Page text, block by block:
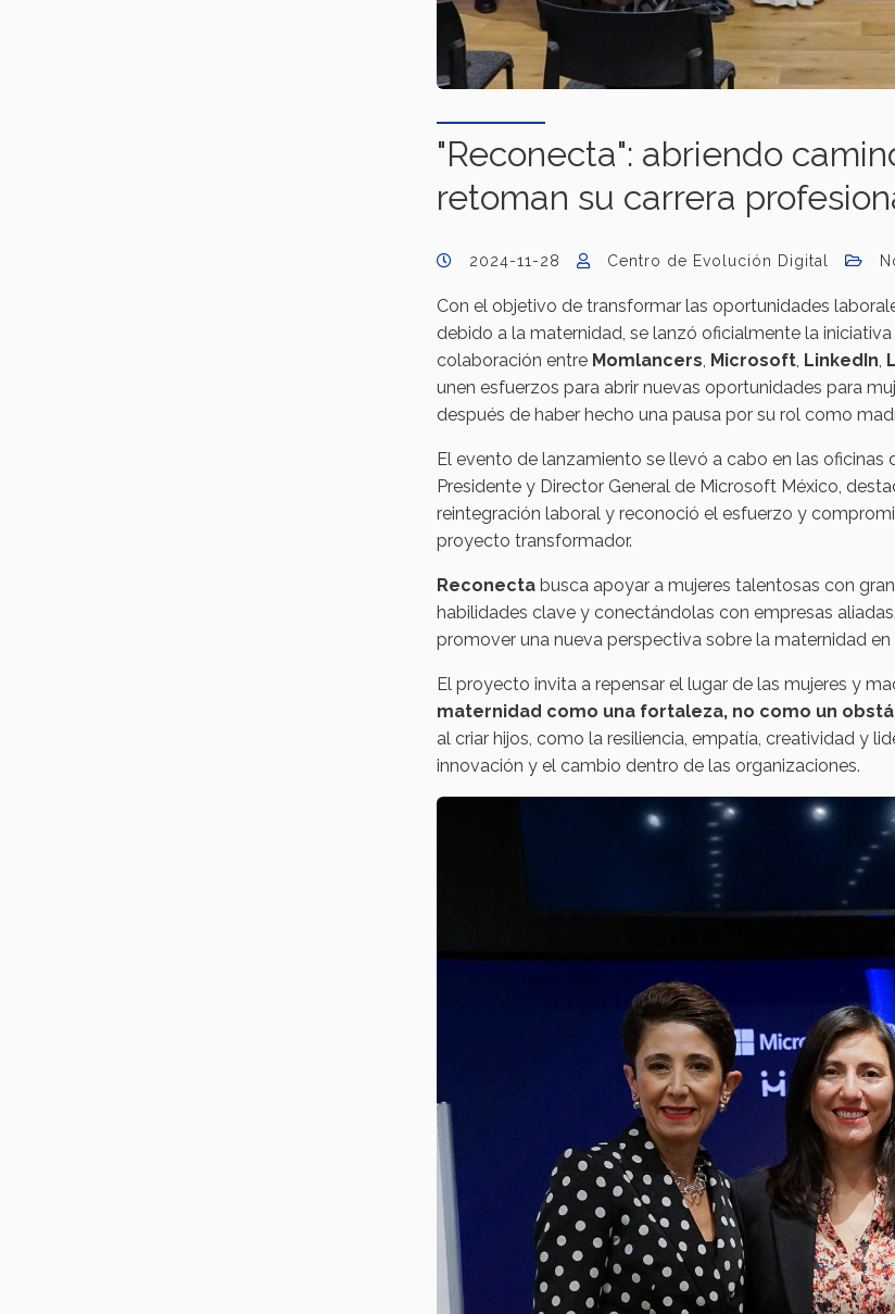
"Reconecta": abriendo
retoman su carrera
2024-11-28 Centro de Evolución Digital
Con el objetivo de transformar las oportunidades
debido a la maternidad, se lanzó oficialmente la iniciativa
colaboración entre Momlancers, Microsoft, LinkedIn,
unen esfuerzos para abrir nuevas oportunidades para
después de haber hecho una pausa por su rol como
El evento de lanzamiento se llevó a cabo en las oficinas
Presidente y Director General de Microsoft México,
reintegración laboral y reconoció el esfuerzo y
proyecto transformador.
Reconecta busca apoyar a mujeres talentosas con
habilidades clave y conectándolas con empresas
promover una nueva perspectiva sobre la maternidad
El proyecto invita a repensar el lugar de las mujeres y
maternidad como una fortaleza, no como un
al criar hijos, como la resiliencia, empatía, creatividad y
innovación y el cambio dentro de las organizaciones.